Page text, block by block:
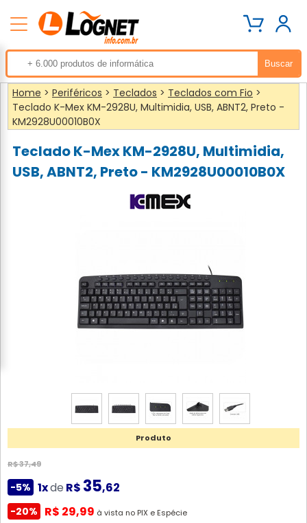
Home > Periféricos > Teclados > Teclados com Fio >
Teclado K-Mex KM-2928U, Multimidia, USB, ABNT2, Preto -
KM2928U00010B0X
Teclado K-Mex KM-2928U, Multimidia,
USB, ABNT2, Preto - KM2928U00010B0X
Produto
R$ 37,49
-5% 1xde R$ 35,62
-20% R$ 29,99 à vista no PIX e Espécie